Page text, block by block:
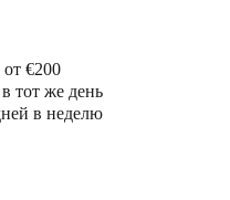
от €200
тот же день
в неделю